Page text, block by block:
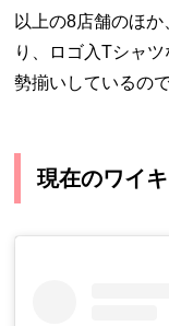
以上の8店舗のほ
り、ロゴ入Tシャ
勢揃いしているの
現在のワイ